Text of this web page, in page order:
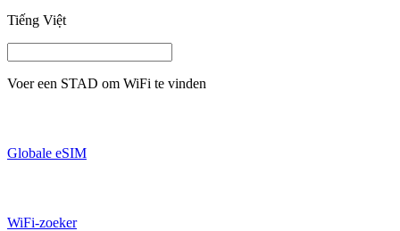
Tiếng Việt
Voer een STAD om WiFi te vinden
Globale eSIM
WiFi-zoeker